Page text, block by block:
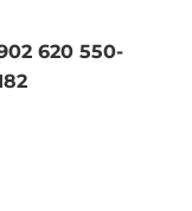
620 550-